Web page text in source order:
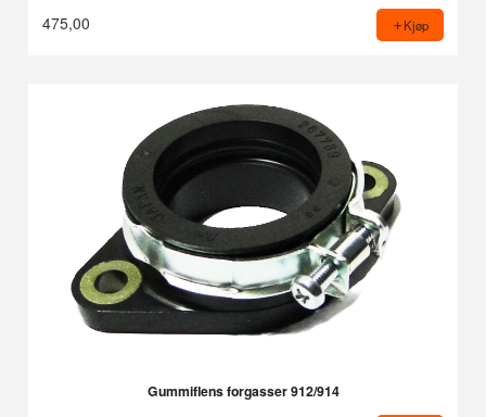
475,00 Kjøp
Gummiflens forgasser 912/914